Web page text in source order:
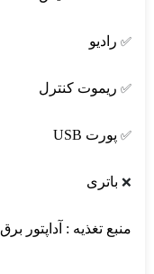
✅ رادیو
✅ ریموت کنترل
✅ پورت USB
❌ باتری
منبع تغذیه : آداپتور برق